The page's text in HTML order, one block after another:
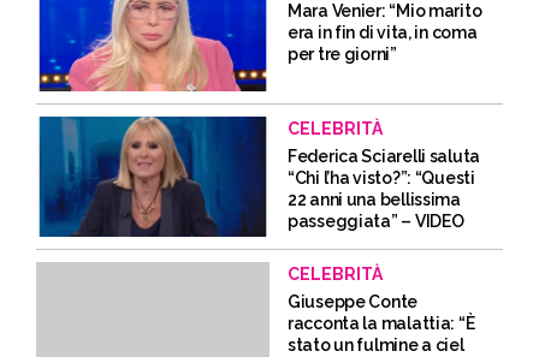
Mara Venier: “Mio marito
era in fin di vita, in coma
per tre giorni”
CELEBRITÀ
Federica Sciarelli saluta
“Chi l’ha visto?”: “Questi
22 anni una bellissima
passeggiata” – VIDEO
CELEBRITÀ
Giuseppe Conte
racconta la malattia: “È
stato un fulmine a ciel